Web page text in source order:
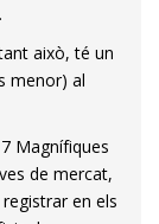
això, té un
menor) al
Magnífiques
de mercat,
en els